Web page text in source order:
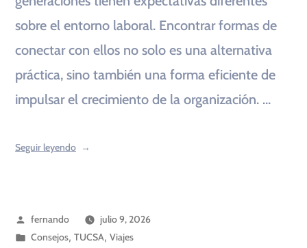
sobre el entorno laboral. Encontrar formas de
conectar con ellos no solo es una alternativa
práctica, sino también una forma eficiente de
impulsar el crecimiento de la organización. …
Seguir leyendo
fernando
julio 9, 2026
Consejos,TUCSA,Viajes